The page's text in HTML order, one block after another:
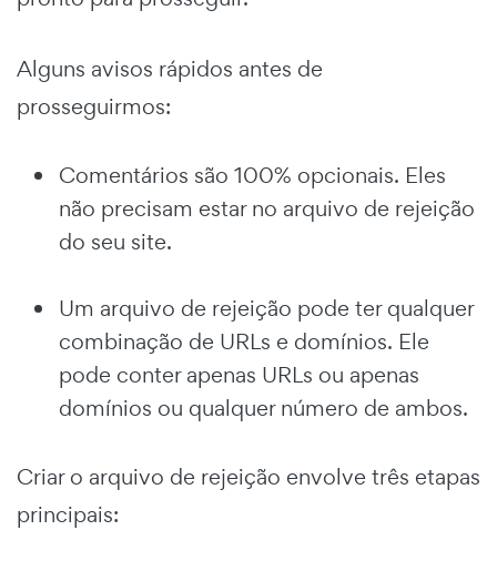
Alguns avisos rápidos antes de
prosseguirmos:
Comentários são 100% opcionais. Eles
não precisam estar no arquivo de rejeição
do seu site.
Um arquivo de rejeição pode ter qualquer
combinação de URLs e domínios. Ele
pode conter apenas URLs ou apenas
domínios ou qualquer número de ambos.
Criar o arquivo de rejeição envolve três etapas
principais: